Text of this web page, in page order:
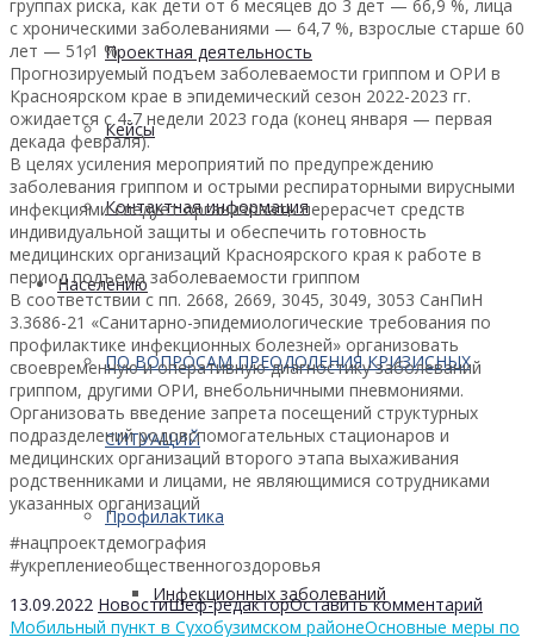
Проектная деятельность
Кейсы
Контактная информация
Населению
ПО ВОПРОСАМ ПРЕОДОЛЕНИЯ КРИЗИСНЫХ
СИТУАЦИЙ
Профилактика
Инфекционных заболеваний
группах риска, как дети от 6 месяцев до 3 дет — 66,9 %, лица
с хроническими заболеваниями — 64,7 %, взрослые старше 60
лет — 51,1 %.
Прогнозируемый подъем заболеваемости гриппом и ОРИ в
Красноярском крае в эпидемический сезон 2022-2023 гг.
ожидается с 4-7 недели 2023 года (конец января — первая
декада февраля).
В целях усиления мероприятий по предупреждению
заболевания гриппом и острыми респираторными вирусными
инфекциями следует организовать перерасчет средств
индивидуальной защиты и обеспечить готовность
медицинских организаций Красноярского края к работе в
период подъема заболеваемости гриппом
В соответствии с пп. 2668, 2669, 3045, 3049, 3053 СанПиН
3.3686-21 «Санитарно-эпидемиологические требования по
профилактике инфекционных болезней» организовать
своевременную и оперативную диагностику заболеваний
гриппом, другими ОРИ, внебольничными пневмониями.
Организовать введение запрета посещений структурных
подразделений родовспомогательных стационаров и
медицинских организаций второго этапа выхаживания
родственниками и лицами, не являющимися сотрудниками
указанных организаций
#нацпроектдемография
#укреплениеобщественногоздоровья
13.09.2022 НовостиШеф-редакторОставить комментарий
Мобильный пункт в Сухобузимском районеОсновные меры по